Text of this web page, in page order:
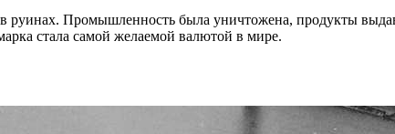
руинах. Промышленность была уничтожена, продукты
стала самой желаемой валютой в мире.